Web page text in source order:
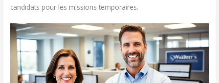
candidats pour les missions temporaires.